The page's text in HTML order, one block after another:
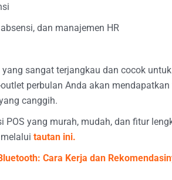
dan manajemen HR
sangat terjangkau dan cocok
perbulan Anda akan
canggih.
POS yang murah, mudah, dan fitur
tautan ini.
Cara Kerja dan